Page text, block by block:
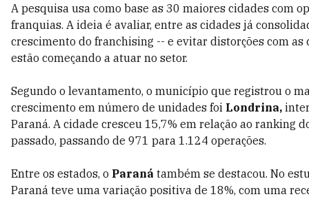
A pesquisa usa como base as 30 maiores cidades com
franquias. A ideia é avaliar, entre as cidades já
crescimento do franchising -- e evitar distorções com as
estão começando a atuar no setor.
Segundo o levantamento, o município que registrou o
crescimento em número de unidades foi Londrina,
Paraná. A cidade cresceu 15,7% em relação ao ranking
passado, passando de 971 para 1.124 operações.
Entre os estados, o Paraná também se destacou. No
Paraná teve uma variação positiva de 18%, com uma